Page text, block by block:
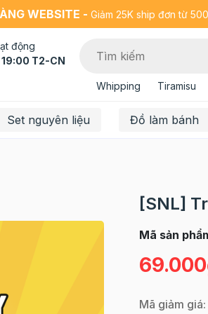
WEBSITE - Giảm 25K ship đơn từ
động
T2-CN
Whipping Tiramisu
Set nguyên liệu Đồ làm bánh
[SNL]
Mã sản
Mã giảm giá: